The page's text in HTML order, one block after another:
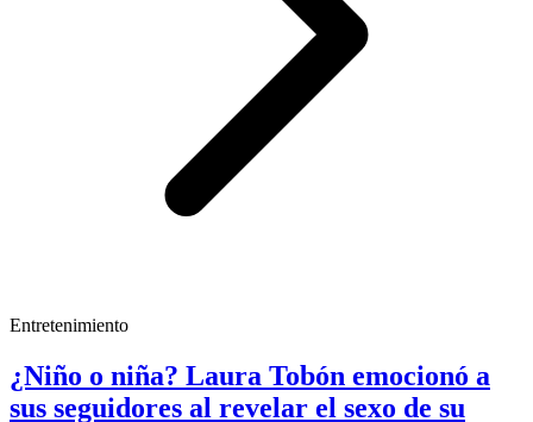
Entretenimiento
¿Niño o niña? Laura Tobón emocionó a
sus seguidores al revelar el sexo de su